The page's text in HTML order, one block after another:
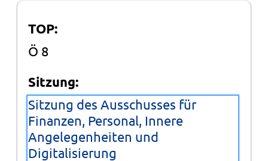
TOP:
Ö 8
Sitzung:
Sitzung des Ausschusses für
Finanzen, Personal, Innere
Angelegenheiten und
Digitalisierung